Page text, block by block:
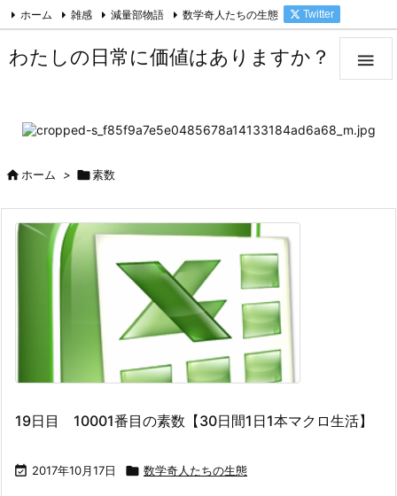

ホーム 雑感 減量部物語 数学奇人たちの生態 Twitter
わたしの日常に価値はありますか？
ホーム > 素数
19日目 10001番目の素数【30日間1日1本マクロ生活】
 2017年10月17日  数学奇人たちの生態